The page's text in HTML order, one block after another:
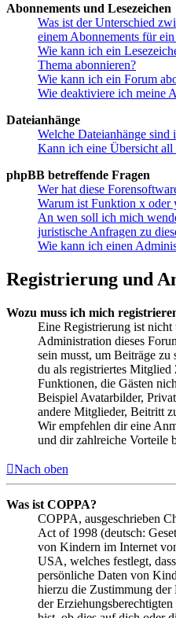
Abonnements und Lesezeichen
Was ist der Unterschied
einem Abonnements für
Wie kann ich ein
Thema abonnieren?
Wie kann ich ein Forum
Wie deaktiviere ich meine
Dateianhänge
Welche Dateianhänge sind
Kann ich eine Übersicht all
phpBB betreffende Fragen
Wer hat diese
Warum ist Funktion x oder
An wen soll ich mich
juristische Anfragen zu
Wie kann ich einen
Registrierung und
Wozu muss ich mich
Eine Registrierung ist
Administration dieses
sein musst, um Beiträge
du als registriertes
Funktionen, die Gästen
Beispiel Avatarbilder,
andere Mitglieder, Beitritt
Wir empfehlen dir eine
und dir zahlreiche Vorteile
Nach oben
Was ist COPPA?
COPPA, ausgeschrieben
Act of 1998 (deutsch:
von Kindern im Internet
USA, welches festlegt,
persönliche Daten von
hierzu die Zustimmung der
der